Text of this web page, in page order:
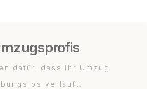
dafür, dass Ihr Umzug
verläuft.